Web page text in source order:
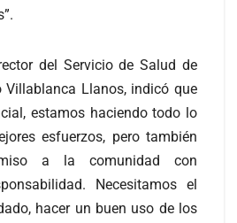
del Servicio de Salud de
Villablanca Llanos, indicó que
estamos haciendo todo lo
esfuerzos, pero también
a la comunidad con
Necesitamos el
hacer un buen uso de los